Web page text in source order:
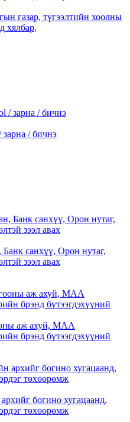
газар, түгээлтийн хоолны
хялбар,
зарна / бичнэ
санxүү, Орон нутаг,
зээл авах
аж ахуй, МАА
брэнд бүтээгдэхүүний
богино хугацаанд,
төхөөрөмж